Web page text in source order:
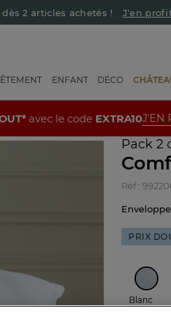
2 articles achetés ! J'en
dès 90€ d’achat
avec Colissimo* !
sans frais avec Alma
15€, recevez 15€ !
le codeEXTRA10 J'en profite
ENFANT DÉCO
avec le codeEXTRA10J'EN
Pack 2
Réf :
PRIX
Blanc